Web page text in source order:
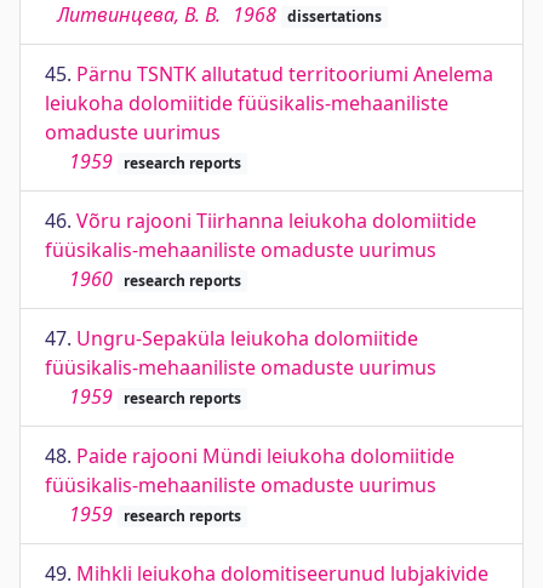
Литвинцева, В. В. 1968 dissertations
45. Pärnu TSNTK allutatud territooriumi Anelema
leiukoha dolomiitide füüsikalis-mehaaniliste
omaduste uurimus
1959 research reports
46. Võru rajooni Tiirhanna leiukoha dolomiitide
füüsikalis-mehaaniliste omaduste uurimus
1960 research reports
47. Ungru-Sepaküla leiukoha dolomiitide
füüsikalis-mehaaniliste omaduste uurimus
1959 research reports
48. Paide rajooni Mündi leiukoha dolomiitide
füüsikalis-mehaaniliste omaduste uurimus
1959 research reports
49. Mihkli leiukoha dolomitiseerunud lubjakivide